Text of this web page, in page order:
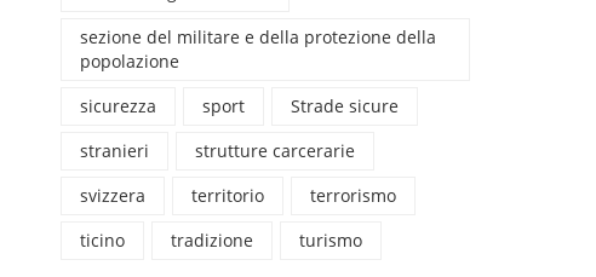
sezione del militare e della protezione della
popolazione
sicurezza
sport
Strade sicure
stranieri
strutture carcerarie
svizzera
territorio
terrorismo
ticino
tradizione turismo